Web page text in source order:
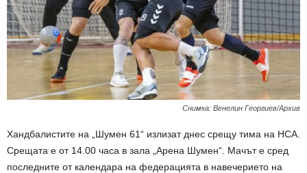
Снимка: Венелин Георгиев/Архив
Хандбалистите на „Шумен 61“ излизат днес срещу тима на НСА.
Срещата е от 14.00 часа в зала „Арена Шумен“. Мачът е сред
последните от календара на федерацията в навечерието на